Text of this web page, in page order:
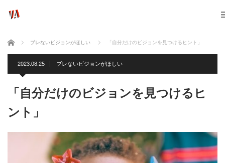
ホーム ブレないビジョンがほしい 「自分だけのビジョンを見つけるヒント」
2023.08.25 ブレないビジョンがほしい
「自分だけのビジョンを見つけるヒ
ント」